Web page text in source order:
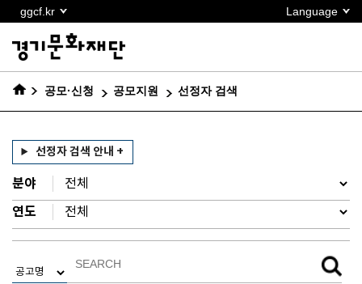
바로가기
ggcf.kr Language
공모·신청 공모지원 선정자 검색
선정자 검색 안내 +
분야
연도